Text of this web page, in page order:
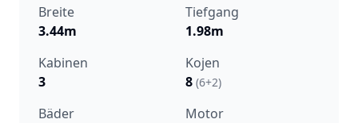
Breite
3.44m
Tiefgang
1.98m
Kabinen
3
Kojen
8 (6+2)
Bäder
Motor